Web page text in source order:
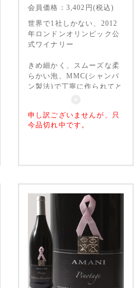
会員価格： 3,402 円(税込)
世界で1社しかない、2012
年ロンドンオリンピック公
式ワイナリー
きめ細かく、スムーズな柔
らかい泡、MMC(シャンパ
ン製法)で丁寧に作られてと
大人気のスパークリング。
申し訳ございませんが、只
今品切れ中です。